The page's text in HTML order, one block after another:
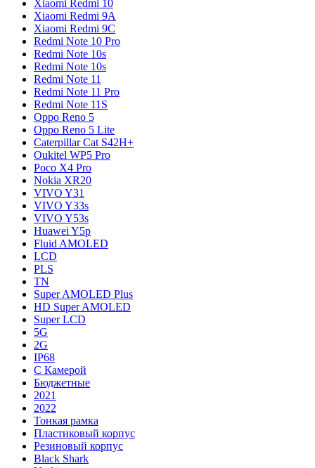
Xiaomi Redmi 10
Xiaomi Redmi 9A
Xiaomi Redmi 9C
Redmi Note 10 Pro
Redmi Note 10s
Redmi Note 10s
Redmi Note 11
Redmi Note 11 Pro
Redmi Note 11S
Oppo Reno 5
Oppo Reno 5 Lite
Caterpillar Cat S42H+
Oukitel WP5 Pro
Poco X4 Pro
Nokia XR20
VIVO Y31
VIVO Y33s
VIVO Y53s
Huawei Y5p
Fluid AMOLED
LCD
PLS
TN
Super AMOLED Plus
HD Super AMOLED
Super LCD
5G
2G
IP68
С Камерой
Бюджетные
2021
2022
Тонкая рамка
Пластиковый корпус
Резиновый корпус
Black Shark